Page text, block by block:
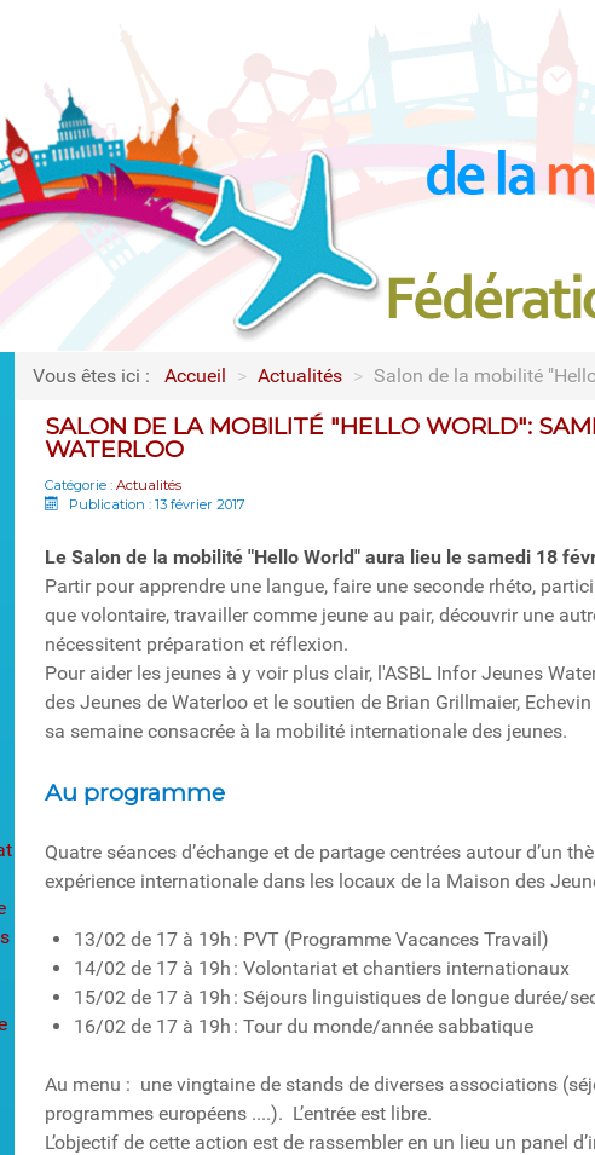
Vous êtes ici : Accueil > Actualités > Salon de la mobilité
SALON DE LA MOBILITÉ "HELLO WORLD":
WATERLOO
Catégorie : Actualités
Publication : 13 février 2017
Le Salon de la mobilité "Hello World" aura lieu le samedi 18
Partir pour apprendre une langue, faire une seconde rhéto,
que volontaire, travailler comme jeune au pair, découvrir une
nécessitent préparation et réflexion.
Pour aider les jeunes à y voir plus clair, l'ASBL Infor Jeunes
des Jeunes de Waterloo et le soutien de Brian Grillmaier,
sa semaine consacrée à la mobilité internationale des jeunes.
Au programme
Quatre séances d’échange et de partage centrées autour d’un
expérience internationale dans les locaux de la Maison des
13/02 de 17 à 19h : PVT (Programme Vacances Travail)
14/02 de 17 à 19h : Volontariat et chantiers internationaux
15/02 de 17 à 19h : Séjours linguistiques de longue durée/
16/02 de 17 à 19h : Tour du monde/année sabbatique
Au menu : une vingtaine de stands de diverses associations
programmes européens ....). L’entrée est libre.
L’objectif de cette action est de rassembler en un lieu un panel